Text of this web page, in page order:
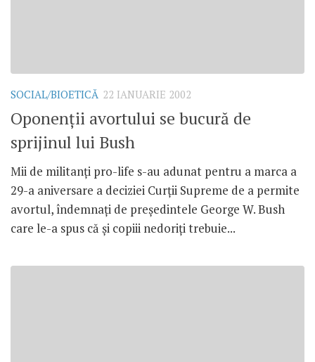
SOCIAL/BIOETICĂ 22 IANUARIE 2002
Oponenţii avortului se bucură de
sprijinul lui Bush
Mii de militanţi pro-life s-au adunat pentru a marca a
29-a aniversare a deciziei Curţii Supreme de a permite
avortul, îndemnaţi de preşedintele George W. Bush
care le-a spus că şi copiii nedoriţi trebuie...